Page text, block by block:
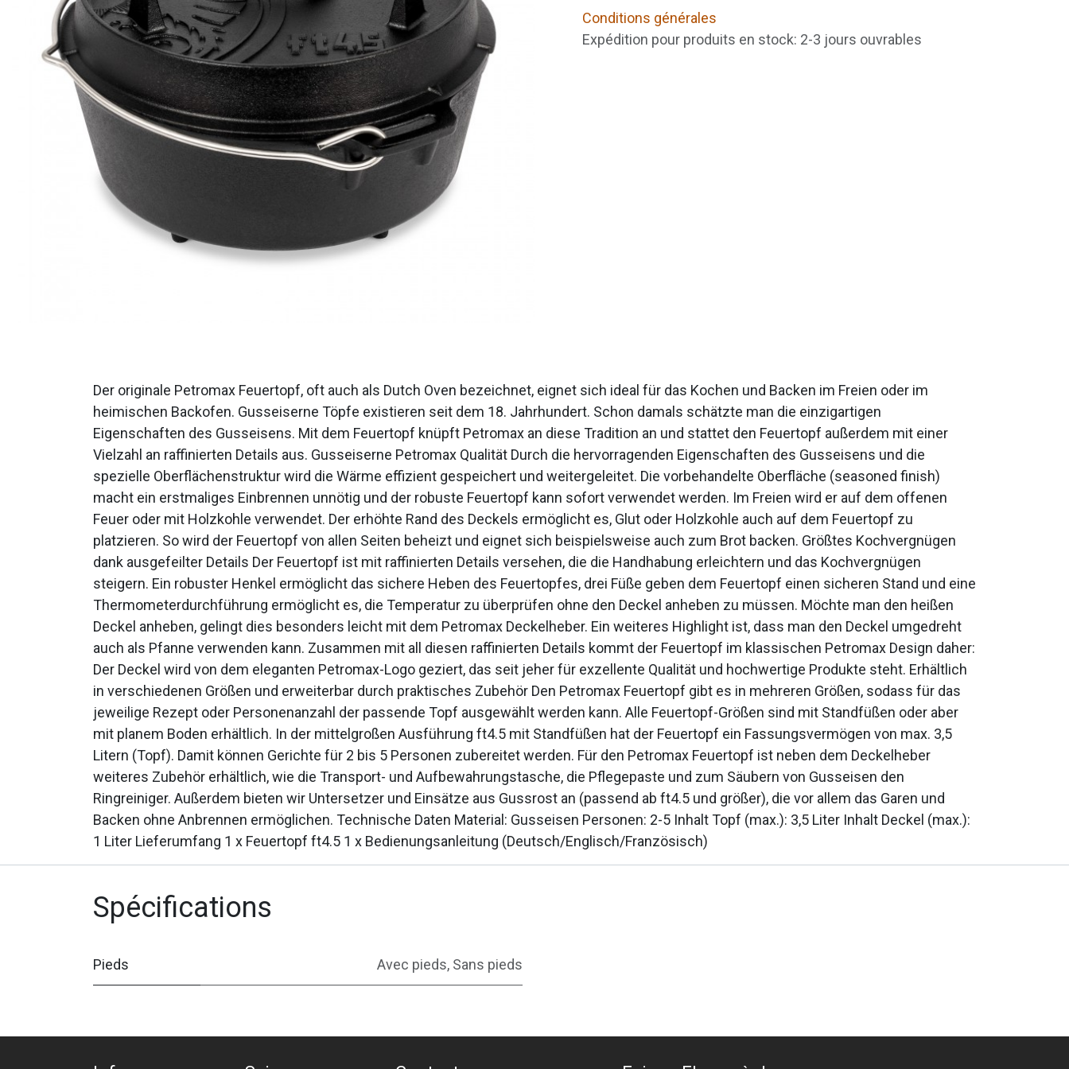
Conditions générales
Expédition pour produits en stock: 2-3 jours ouvrables
Der originale Petromax Feuertopf, oft auch als Dutch Oven bezeichnet, eignet sich ideal für das Kochen und Backen im Freien oder im
heimischen Backofen. Gusseiserne Töpfe existieren seit dem 18. Jahrhundert. Schon damals schätzte man die einzigartigen
Eigenschaften des Gusseisens. Mit dem Feuertopf knüpft Petromax an diese Tradition an und stattet den Feuertopf außerdem mit einer
Vielzahl an raffinierten Details aus. Gusseiserne Petromax Qualität Durch die hervorragenden Eigenschaften des Gusseisens und die
spezielle Oberflächenstruktur wird die Wärme effizient gespeichert und weitergeleitet. Die vorbehandelte Oberfläche (seasoned finish)
macht ein erstmaliges Einbrennen unnötig und der robuste Feuertopf kann sofort verwendet werden. Im Freien wird er auf dem offenen
Feuer oder mit Holzkohle verwendet. Der erhöhte Rand des Deckels ermöglicht es, Glut oder Holzkohle auch auf dem Feuertopf zu
platzieren. So wird der Feuertopf von allen Seiten beheizt und eignet sich beispielsweise auch zum Brot backen. Größtes Kochvergnügen
dank ausgefeilter Details Der Feuertopf ist mit raffinierten Details versehen, die die Handhabung erleichtern und das Kochvergnügen
steigern. Ein robuster Henkel ermöglicht das sichere Heben des Feuertopfes, drei Füße geben dem Feuertopf einen sicheren Stand und eine
Thermometerdurchführung ermöglicht es, die Temperatur zu überprüfen ohne den Deckel anheben zu müssen. Möchte man den heißen
Deckel anheben, gelingt dies besonders leicht mit dem Petromax Deckelheber. Ein weiteres Highlight ist, dass man den Deckel umgedreht
auch als Pfanne verwenden kann. Zusammen mit all diesen raffinierten Details kommt der Feuertopf im klassischen Petromax Design daher:
Der Deckel wird von dem eleganten Petromax-Logo geziert, das seit jeher für exzellente Qualität und hochwertige Produkte steht. Erhältlich
in verschiedenen Größen und erweiterbar durch praktisches Zubehör Den Petromax Feuertopf gibt es in mehreren Größen, sodass für das
jeweilige Rezept oder Personenanzahl der passende Topf ausgewählt werden kann. Alle Feuertopf-Größen sind mit Standfüßen oder aber
mit planem Boden erhältlich. In der mittelgroßen Ausführung ft4.5 mit Standfüßen hat der Feuertopf ein Fassungsvermögen von max. 3,5
Litern (Topf). Damit können Gerichte für 2 bis 5 Personen zubereitet werden. Für den Petromax Feuertopf ist neben dem Deckelheber
weiteres Zubehör erhältlich, wie die Transport- und Aufbewahrungstasche, die Pflegepaste und zum Säubern von Gusseisen den
Ringreiniger. Außerdem bieten wir Untersetzer und Einsätze aus Gussrost an (passend ab ft4.5 und größer), die vor allem das Garen und
Backen ohne Anbrennen ermöglichen. Technische Daten Material: Gusseisen Personen: 2-5 Inhalt Topf (max.): 3,5 Liter Inhalt Deckel (max.):
1 Liter Lieferumfang 1 x Feuertopf ft4.5 1 x Bedienungsanleitung (Deutsch/Englisch/Französisch)
Spécifications
Pieds Avec pieds, Sans pieds